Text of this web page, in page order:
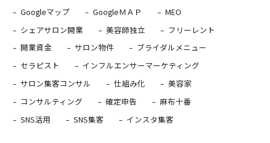
Googleマップ
GoogleＭＡＰ
MEO
シェアサロン開業
美容師独立
フリーレント
開業資金
サロン物件
ブライダルメニュー
セラピスト
インフルエンサーマーケティング
サロン集客コンサル
仕組み化
美容家
コンサルティング
確定申告
麻布十番
SNS活用
SNS集客 インスタ集客